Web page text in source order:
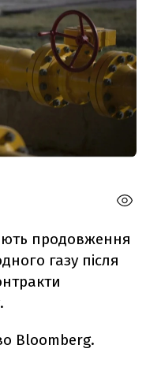
продовження
газу після
Bloomberg.